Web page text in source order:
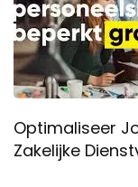
Optimaliseer
Zakelijke